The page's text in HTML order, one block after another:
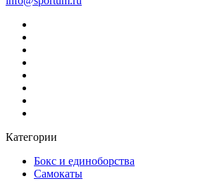
Категории
Бокс и единоборства
Самокаты